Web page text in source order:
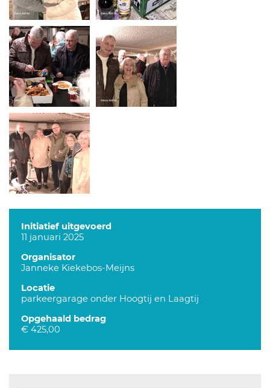
Initiatief uitgevoerd
11 januari 2025
Organisator
Janneke Kiekebos-Meijns
Locatie
parkeergarage onder Hoogtij en Laagtij
Opgehaald bedrag
€ 425,00